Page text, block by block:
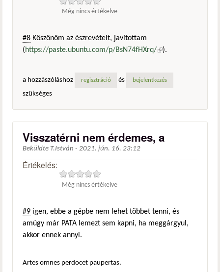
Még nincs értékelve
#8 Köszönöm az észrevételt, javítottam
(https://paste.ubuntu.com/p/BsN74fHXrq/(külső
).
a hozzászóláshoz regisztráció és bejelentkezés
szükséges
Visszatérni nem érdemes, a
Beküldte T.István - 2021. jún. 16. 23:12
Értékelés:
Még nincs értékelve
#9 igen, ebbe a gépbe nem lehet többet tenni, és
amúgy már PATA lemezt sem kapni, ha meggárgyul,
akkor ennek annyi.
Artes omnes perdocet paupertas.